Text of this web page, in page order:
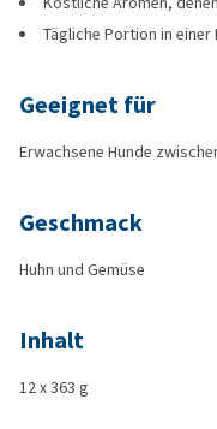
Tägliche Portion in einer
Geeignet für
Erwachsene Hunde
Geschmack
Huhn und Gemüse
Inhalt
12 x 363 g